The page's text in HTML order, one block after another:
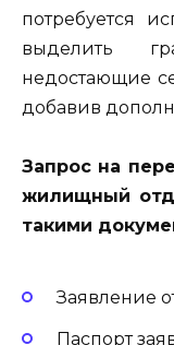
потребуется
выделить
недостающие
добавив
Запрос на
жилищный
такими
Заявление
Паспорт